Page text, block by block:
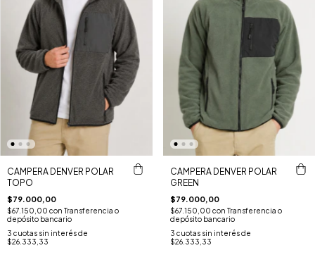
CAMPERA DENVER POLAR
TOPO
$79.000,00
$67.150,00 con Transferencia o
depósito bancario
3 cuotas sin interés de
$26.333,33
CAMPERA DENVER POLAR
GREEN
$79.000,00
$67.150,00 con Transferencia o
depósito bancario
3 cuotas sin interés de
$26.333,33